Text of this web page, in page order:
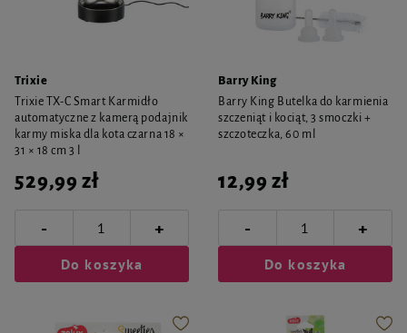
Trixie
Trixie TX-C Smart Karmidło
automatyczne z kamerą podajnik
karmy miska dla kota czarna 18 ×
31 × 18 cm 3 l
529,99 zł
- +
Do koszyka
Barry King
Barry King Butelka do karmienia
szczeniąt i kociąt, 3 smoczki +
szczoteczka, 60 ml
12,99 zł
- +
Do koszyka